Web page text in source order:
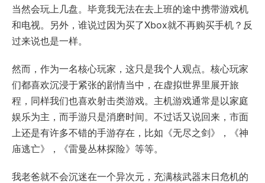
当然会玩上几盘。毕竟我无法在去上班的途中携带游戏机
和电视。另外，谁说过因为买了Xbox就不再购买手机？反
过来说也是一样。
然而，作为一名核心玩家，这只是我个人观点。核心玩家
们都喜欢沉浸于紧张的剧情当中，在虚拟世界里展开旅
程，同样我们也喜欢射击类游戏。主机游戏通常是以家庭
娱乐为主，而手游只是消磨时间。不过话又说回来，市面
上还是有许多不错的手游存在，比如《无尽之剑》，《神
庙逃亡》，《雷曼丛林探险》等等。
我老爸就不会沉迷在一个异次元，充满核武器末日危机的